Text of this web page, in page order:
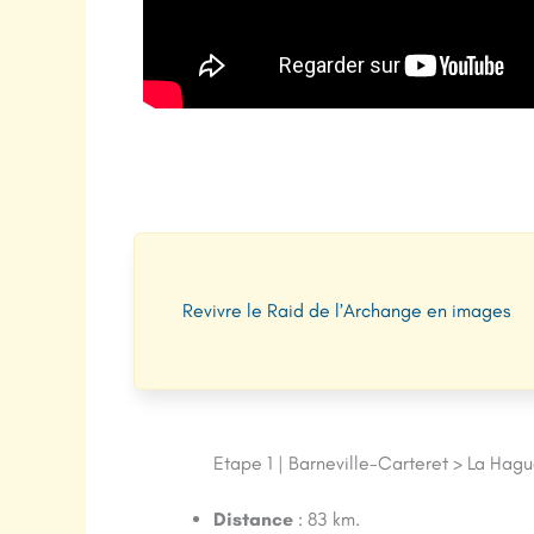
Revivre le Raid de l’Archange en images
Etape 1 | Barneville-Carteret > La
Distance: 83 km.